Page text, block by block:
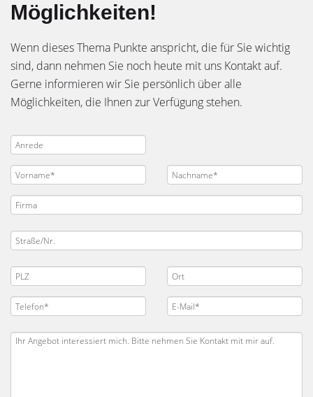
Möglichkeiten!
Wenn dieses Thema Punkte anspricht, die für Sie wichtig
sind, dann nehmen Sie noch heute mit uns Kontakt auf.
Gerne informieren wir Sie persönlich über alle
Möglichkeiten, die Ihnen zur Verfügung stehen.